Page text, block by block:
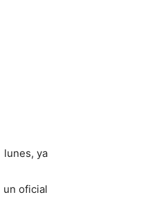
lunes, ya
un oficial